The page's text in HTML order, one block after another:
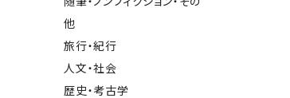
他
旅行・紀行
人文・社会
歴史・考古学